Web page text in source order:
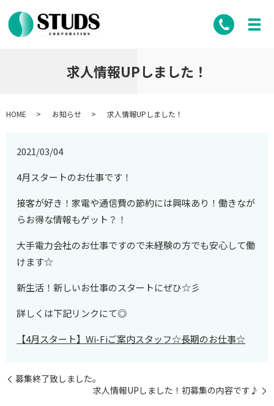
求人情報UPしました！
HOME お知らせ 求人情報UPしました！
2021/03/04
4月スタートのお仕事です！
接客が好き！家電や通信費の節約には興味あり！働きなが
らお得な情報もゲット？！
大手電力会社のお仕事ですので未経験の方でも安心して働
けます☆
新生活！新しいお仕事のスタートにぜひ☆彡
詳しくは下記リンクにて◎
【4月スタート】Wi-Fiご案内スタッフ☆長期のお仕事☆
募集終了致しました。
求人情報UPしました！初募集の内容です♪